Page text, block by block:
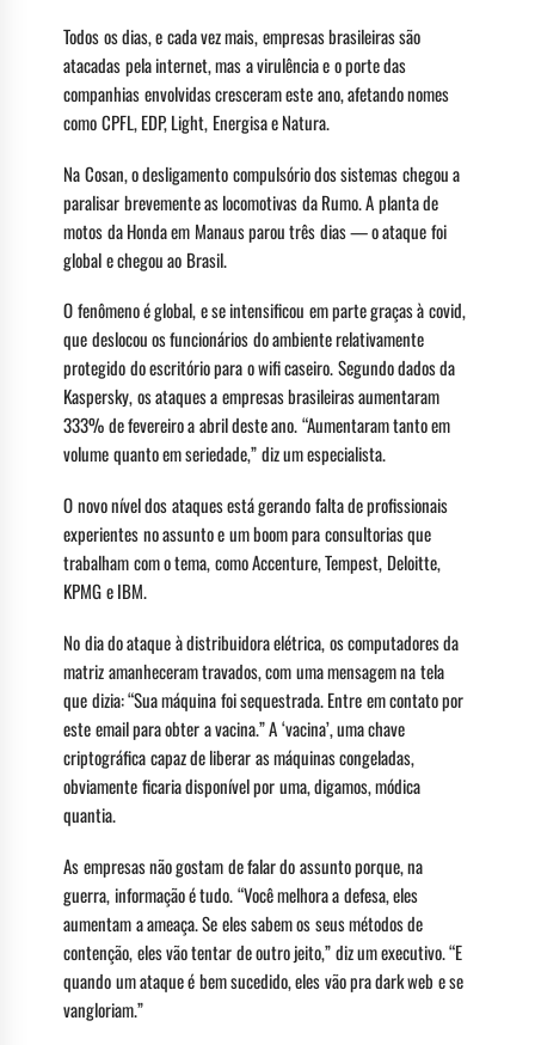
Todos os dias, e cada vez mais, empresas brasileiras são
atacadas pela internet, mas a virulência e o porte das
companhias envolvidas cresceram este ano, afetando nomes
como CPFL, EDP, Light, Energisa e Natura.
Na Cosan, o desligamento compulsório dos sistemas chegou a
paralisar brevemente as locomotivas da Rumo. A planta de
motos da Honda em Manaus parou três dias — o ataque foi
global e chegou ao Brasil.
O fenômeno é global, e se intensificou em parte graças à covid,
que deslocou os funcionários do ambiente relativamente
protegido do escritório para o wifi caseiro. Segundo dados da
Kaspersky, os ataques a empresas brasileiras aumentaram
333% de fevereiro a abril deste ano. “Aumentaram tanto em
volume quanto em seriedade,” diz um especialista.
O novo nível dos ataques está gerando falta de profissionais
experientes no assunto e um boom para consultorias que
trabalham com o tema, como Accenture, Tempest, Deloitte,
KPMG e IBM.
No dia do ataque à distribuidora elétrica, os computadores da
matriz amanheceram travados, com uma mensagem na tela
que dizia: “Sua máquina foi sequestrada. Entre em contato por
este email para obter a vacina.” A ‘vacina’, uma chave
criptográfica capaz de liberar as máquinas congeladas,
obviamente ficaria disponível por uma, digamos, módica
quantia.
As empresas não gostam de falar do assunto porque, na
guerra, informação é tudo. “Você melhora a defesa, eles
aumentam a ameaça. Se eles sabem os seus métodos de
contenção, eles vão tentar de outro jeito,” diz um executivo. “E
quando um ataque é bem sucedido, eles vão pra dark web e se
vangloriam.”